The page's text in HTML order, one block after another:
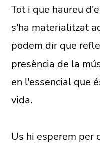
Tot i que haureu
s'ha materialitzat
podem dir que
presència de la
en l'essencial que
vida.
Us hi esperem per